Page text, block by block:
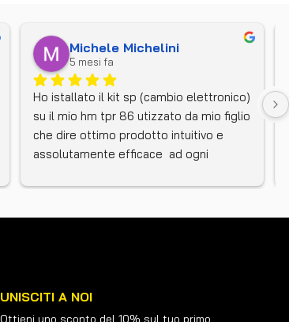
Michele Michelini
5 mesi fa
Ho istallato il kit sp (cambio elettronico)
su il mio hm tpr 86 utizzato da mio figlio
che dire ottimo prodotto intuitivo e
assolutamente efficace  ad ogni
del set up tramite centralina
UNISCITI A NOI
Ottieni uno sconto del 10% sul tuo primo